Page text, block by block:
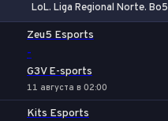
LoL. Liga Regional Norte. Bo5
Zeu5 Esports
-
G3V E-sports
11 августа в 02:00
Kits Esports